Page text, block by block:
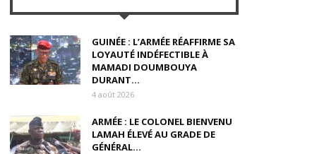
GUINÉE : L’ARMÉE RÉAFFIRME SA
LOYAUTÉ INDÉFECTIBLE À
MAMADI DOUMBOUYA
DURANT...
4 août 2026
ARMÉE : LE COLONEL BIENVENU
LAMAH ÉLEVÉ AU GRADE DE
GÉNÉRAL...